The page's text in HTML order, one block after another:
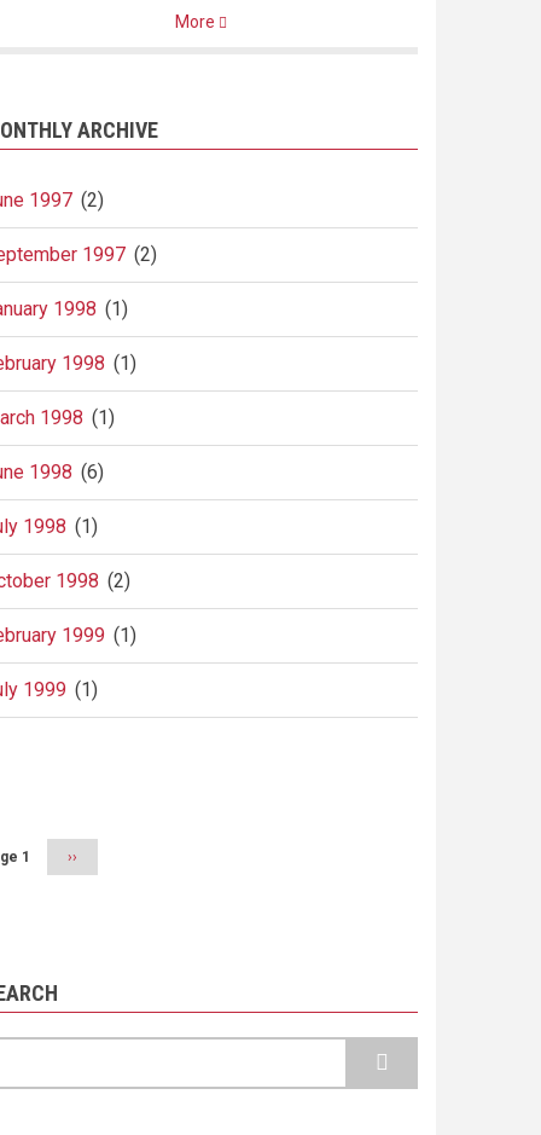
More
ARCHIVE
1997 (2)
1997 (2)
1998 (1)
1998 (1)
1998 (1)
1998 (6)
1998 (1)
1998 (2)
1999 (1)
1999 (1)
1
Next
page
››